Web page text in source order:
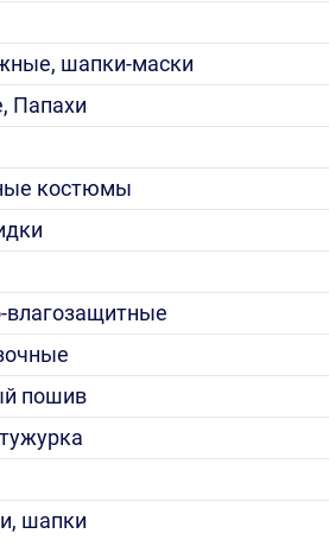
шапки-маски
Папахи
костюмы
пошив
шапки